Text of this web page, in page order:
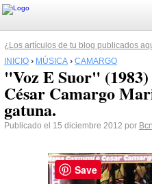
¿Los artículos de tu blog publicados
INICIO › MÚSICA › CAMARGO
"Voz E Suor"
César Camargo
gatuna.
Publicado el 15 diciembre 2012 por
Save